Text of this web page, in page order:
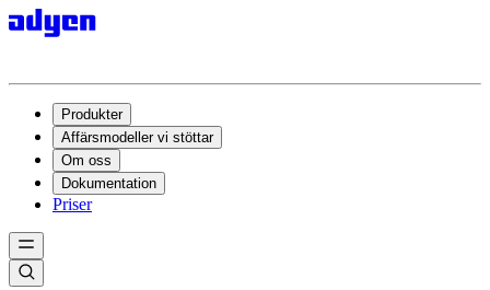
Produkter
Affärsmodeller vi stöttar
Om oss
Dokumentation
Priser